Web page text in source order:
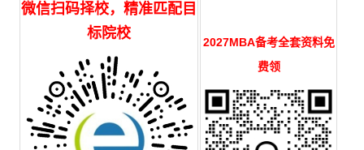
微信扫码择校，精准匹配目
标院校
2027MBA备考全套资料免
费领